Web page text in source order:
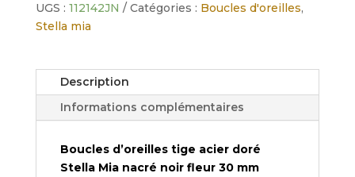
Boucles
d'oreilles
acier
Stella
Mia
nacré
UGS : 112142JN Catégories : Boucles d'oreilles,
Stella mia
Description
Informations complémentaires
Boucles d’oreilles tige acier doré
Stella Mia nacré noir fleur 30 mm